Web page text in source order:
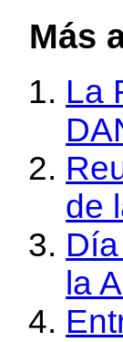
Más
La
de
la